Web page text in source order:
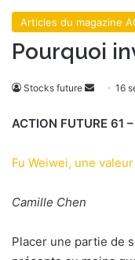
Articles du magazine
Pourquoi
Stocks future
v
y
n
16
ACTION FUTURE 61
Fu Weiwei, une
Camille Chen
Placer une partie de